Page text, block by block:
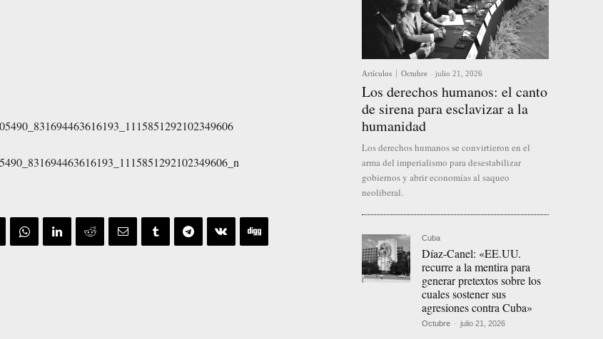
Artículos Octubre - julio 21, 2026
Los derechos humanos: el canto
de sirena para esclavizar a la
humanidad
Los derechos humanos se convirtieron en el
arma del imperialismo para desestabilizar
gobiernos y abrir economías al saqueo
neoliberal.
Cuba
Díaz-Canel: «EE.UU.
recurre a la mentira para
generar pretextos sobre los
cuales sostener sus
agresiones contra Cuba»
Octubre - julio 21, 2026